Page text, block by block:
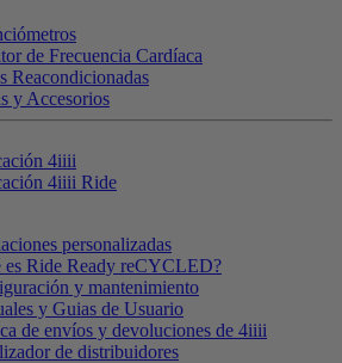
de Frecuencia Cardíaca
Reacondicionadas
y Accesorios
4iiii
4iiii Ride
personalizadas
es Ride Ready reCYCLED?
y mantenimiento
y Guias de Usuario
de envíos y devoluciones de 4iiii
de distribuidores